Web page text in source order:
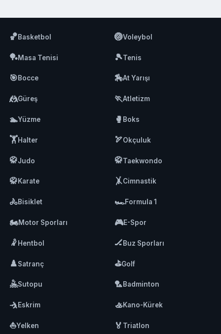
🏀Basketbol 🏐Voleybol
🏓Masa Tenisi 🎾Tenis
🎯Bocce 🏇At Yarışı
🤼Güreş 🏃Atletizm
🏊Yüzme 🥊 Boks
🏋️Halter 🏹Okçuluk
🥋Judo 🥋Taekwondo
🥋Karate 🤸Cimnastik
🚴Bisiklet 🏎️Formula 1
🏍️Motor Sporları 🎮E-Spor
🤾 Hentbol 🏒Buz Sporları
♟️Satranç ⛳Golf
🤽Sutopu 🏸Badminton
🤺Eskrim 🚣Kano-Kürek
⛵Yelken 🏅 Triatlon